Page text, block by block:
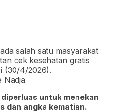
salah satu masyarakat
cek kesehatan gratis
(30/4/2026).
Nadja
untuk menekan
dan angka kematian.